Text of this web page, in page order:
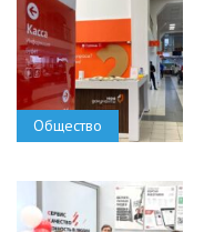
Общество